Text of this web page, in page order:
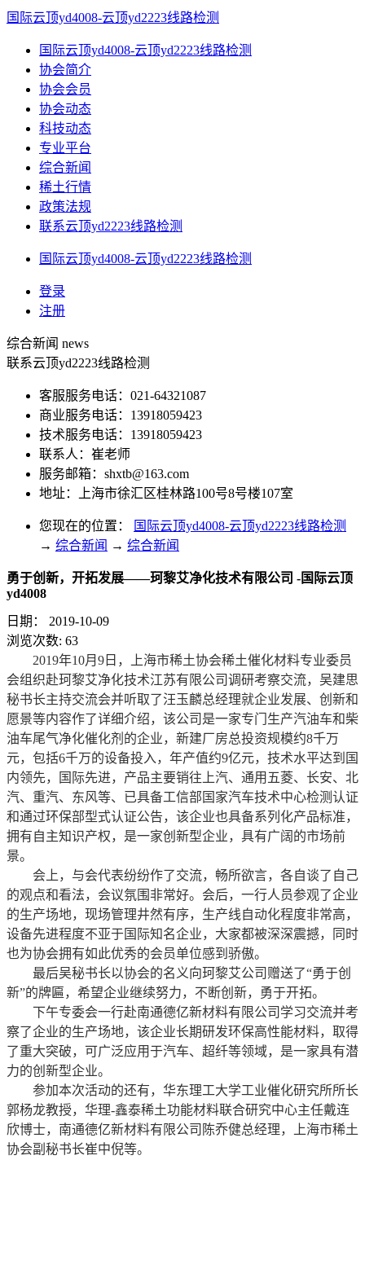
国际云顶yd4008-云顶yd2223线路检测
国际云顶yd4008-云顶yd2223线路检测
协会简介
协会会员
协会动态
科技动态
专业平台
综合新闻
稀土行情
政策法规
联系云顶yd2223线路检测
国际云顶yd4008-云顶yd2223线路检测
登录
注册
综合新闻 news
联系云顶yd2223线路检测
客服服务电话：021-64321087
商业服务电话：13918059423
技术服务电话：13918059423
联系人：崔老师
服务邮箱： shxtb@163.com
地址：上海市徐汇区桂林路100号8号楼107室
您现在的位置：
国际云顶yd4008-云顶yd2223线路检测
→ 综合新闻 → 综合新闻
勇于创新，开拓发展——珂黎艾净化技术有限公司 -国际云顶
yd4008
日期：
2019-10-09
浏览次数: 63
2019年10月9日，上海市稀土协会稀土催化材料专业委员
会组织赴珂黎艾净化技术江苏有限公司调研考察交流，吴建思
秘书长主持交流会并听取了汪玉麟总经理就企业发展、创新和
愿景等内容作了详细介绍，该公司是一家专门生产汽油车和柴
油车尾气净化催化剂的企业，新建厂房总投资规模约8千万
元，包括6千万的设备投入，年产值约9亿元，技术水平达到国
内领先，国际先进，产品主要销往上汽、通用五菱、长安、北
汽、重汽、东风等、已具备工信部国家汽车技术中心检测认证
和通过环保部型式认证公告，该企业也具备系列化产品标准，
拥有自主知识产权，是一家创新型企业，具有广阔的市场前
景。
会上，与会代表纷纷作了交流，畅所欲言，各自谈了自己
的观点和看法，会议氛围非常好。会后，一行人员参观了企业
的生产场地，现场管理井然有序，生产线自动化程度非常高，
设备先进程度不亚于国际知名企业，大家都被深深震撼，同时
也为协会拥有如此优秀的会员单位感到骄傲。
最后吴秘书长以协会的名义向珂黎艾公司赠送了“勇于创
新”的牌匾，希望企业继续努力，不断创新，勇于开拓。
下午专委会一行赴南通德亿新材料有限公司学习交流并考
察了企业的生产场地，该企业长期研发环保高性能材料，取得
了重大突破，可广泛应用于汽车、超纤等领域，是一家具有潜
力的创新型企业。
参加本次活动的还有，华东理工大学工业催化研究所所长
郭杨龙教授，华理-鑫泰稀土功能材料联合研究中心主任戴连
欣博士，南通德亿新材料有限公司陈乔健总经理，上海市稀土
协会副秘书长崔中倪等。